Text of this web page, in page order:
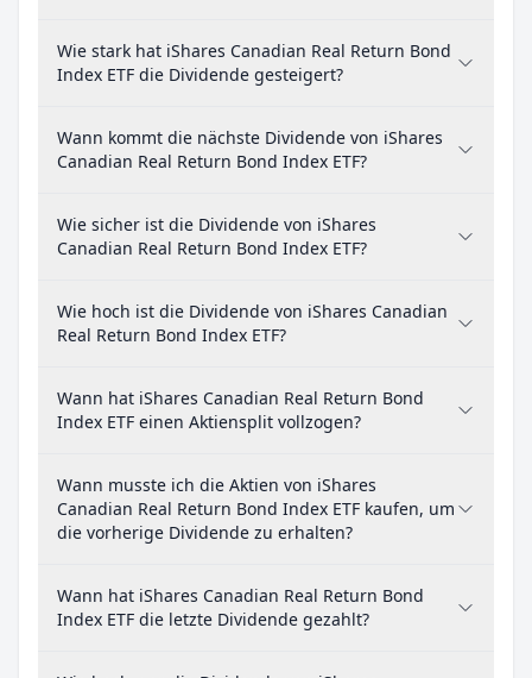
Wie stark hat iShares Canadian Real Return Bond
Index ETF die Dividende gesteigert?
Wann kommt die nächste Dividende von iShares
Canadian Real Return Bond Index ETF?
Wie sicher ist die Dividende von iShares
Canadian Real Return Bond Index ETF?
Wie hoch ist die Dividende von iShares Canadian
Real Return Bond Index ETF?
Wann hat iShares Canadian Real Return Bond
Index ETF einen Aktiensplit vollzogen?
Wann musste ich die Aktien von iShares
Canadian Real Return Bond Index ETF kaufen, um
die vorherige Dividende zu erhalten?
Wann hat iShares Canadian Real Return Bond
Index ETF die letzte Dividende gezahlt?